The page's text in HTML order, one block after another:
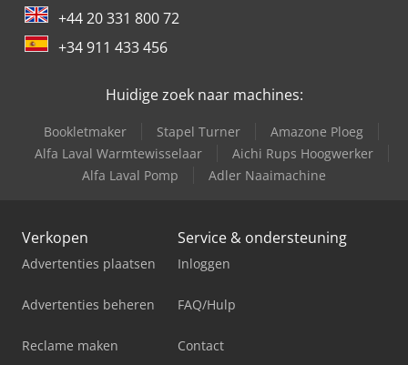
+44 20 331 800 72
+34 911 433 456
Huidige zoek naar machines:
Bookletmaker Stapel Turner
Amazone Ploeg
Alfa Laval Warmtewisselaar
Aichi Rups Hoogwerker
Alfa Laval Pomp
Adler Naaimachine
Verkopen
Advertenties plaatsen
Advertenties beheren
Reclame maken
Service & ondersteuning
Inloggen
FAQ/Hulp
Contact